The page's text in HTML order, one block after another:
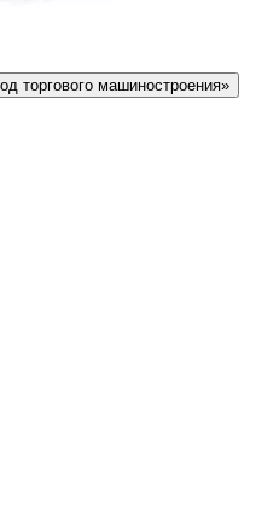
торгового машиностроения»